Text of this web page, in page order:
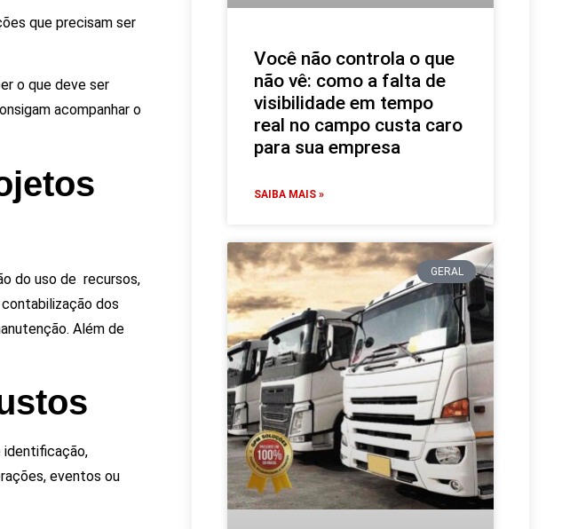
que precisam ser
o que deve ser
acompanhar o
do uso de recursos,
dos
Além de
identificação,
eventos ou
Você não controla o que
não vê: como a falta de
visibilidade em tempo
real no campo custa caro
para sua empresa
SAIBA MAIS »
GERAL